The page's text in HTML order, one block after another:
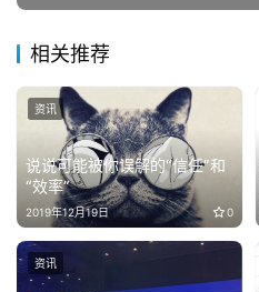
相关推荐
说说可能被你误解的“信任”和
“效率”
2019年12月19日 0
资讯
资讯